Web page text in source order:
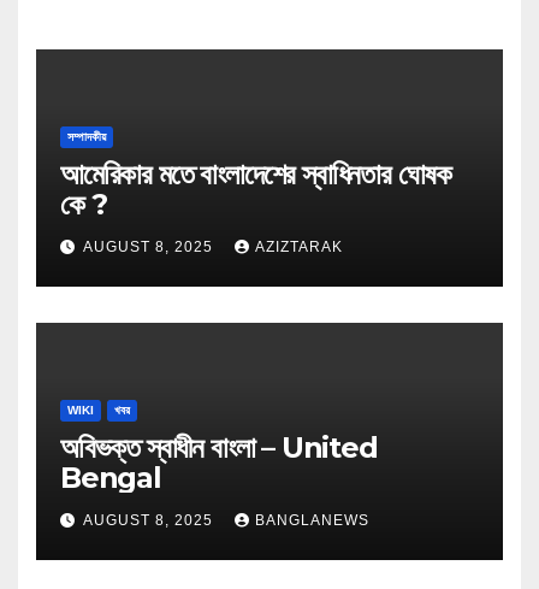
সম্পাদকীয়
আমেরিকার মতে বাংলাদেশের স্বাধিনতার ঘোষক
কে ?
AUGUST 8, 2025 AZIZTARAK
WIKI খবর
অবিভক্ত স্বাধীন বাংলা – United
Bengal
AUGUST 8, 2025 BANGLANEWS